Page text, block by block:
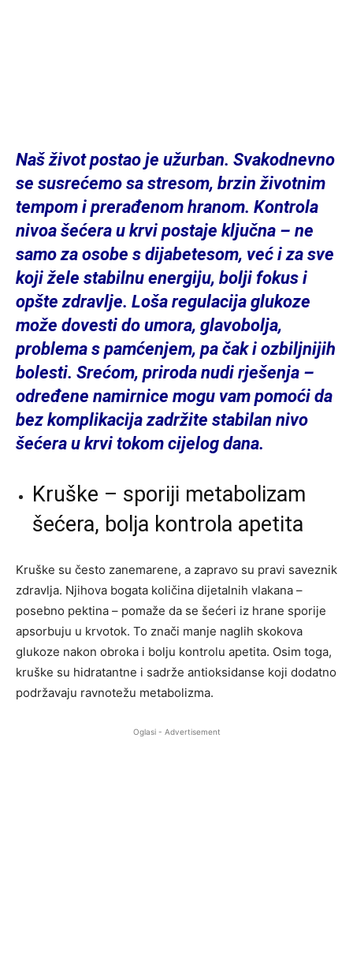
Naš život postao je užurban. Svakodnevno
se susrećemo sa stresom, brzin životnim
tempom i prerađenom hranom. Kontrola
nivoa šećera u krvi postaje ključna – ne
samo za osobe s dijabetesom, već i za sve
koji žele stabilnu energiju, bolji fokus i
opšte zdravlje. Loša regulacija glukoze
može dovesti do umora, glavobolja,
problema s pamćenjem, pa čak i ozbiljnijih
bolesti. Srećom, priroda nudi rješenja –
određene namirnice mogu vam pomoći da
bez komplikacija zadržite stabilan nivo
šećera u krvi tokom cijelog dana.
Kruške – sporiji metabolizam
šećera, bolja kontrola apetita
Kruške su često zanemarene, a zapravo su pravi saveznik
zdravlja. Njihova bogata količina dijetalnih vlakana –
posebno pektina – pomaže da se šećeri iz hrane sporije
apsorbuju u krvotok. To znači manje naglih skokova
glukoze nakon obroka i bolju kontrolu apetita. Osim toga,
kruške su hidratantne i sadrže antioksidanse koji dodatno
podržavaju ravnotežu metabolizma.
Oglasi - Advertisement